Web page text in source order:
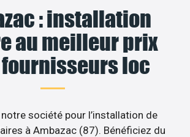
: installation
au meilleur prix
loc
société pour l’installation de
à Ambazac (87). Bénéficiez du